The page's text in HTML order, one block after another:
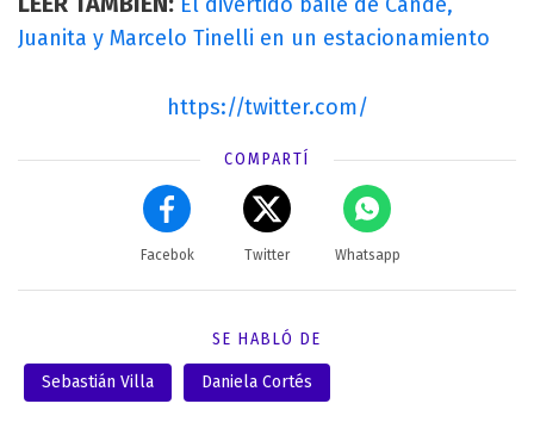
Juanita y Marcelo Tinelli en un estacionamiento
https://twitter.com/
COMPARTÍ
Facebok Twitter Whatsapp
SE HABLÓ DE
Sebastián Villa Daniela Cortés